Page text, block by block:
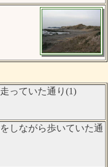
っていた通り(1)
しながら歩いていた通